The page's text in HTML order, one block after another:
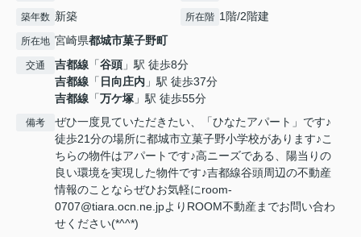
築年数 新築 所在階 1階/2階建
所在地 宮崎県都城市菓子野町
交通 吉都線 「谷頭 」駅 徒歩8分
吉都線 「 日向庄内 」駅 徒歩37分
吉都線 「万ケ塚 」駅 徒歩55分
備考
ぜひ一度見ていただきたい、「ひなたアパート」です♪
徒歩21分の場所に都城市立菓子野小学校があります♪こ
ちらの物件はアパートです♪高ニーズである、陽当りの
良い環境を実現した物件です♪吉都線谷頭周辺の不動産
情報のことならぜひお気軽にroom-
0707@tiara.ocn.ne.jpよりROOM不動産までお問い合わ
せください(*^^*)